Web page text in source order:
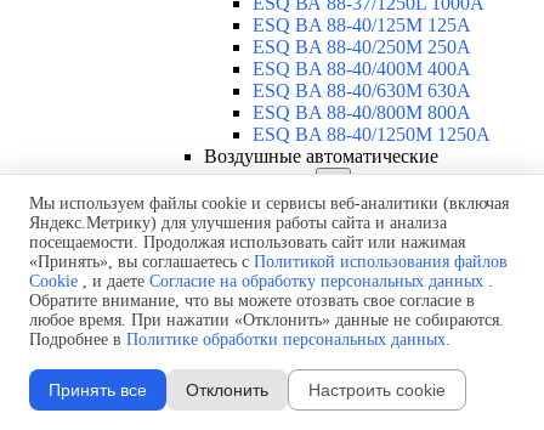
ESQ BA 88-40/125M 125A
ESQ BA 88-40/250M 250A
ESQ BA 88-40/400M 400A
ESQ BA 88-40/630М 630A
ESQ BA 88-40/800M 800A
ESQ BA 88-40/1250М 1250A
Воздушные автоматические
выключатели ▼
ESQ ВА99-40B 3F M2C2S2 M
2500A
ESQ ВА99-40A 3F M2C2S2 М
800A
ESQ ВА99-40A 3F M2C2S2 М
630A
ESQ ВА99-40A 3F M2C2S2 М
ESQ ВА99-40A 3F M2C2S2 М
1600A
Мы используем файлы cookie и сервисы веб-аналитики (включая
Яндекс.Метрику) для улучшения работы сайта и анализа
посещаемости. Продолжая использовать сайт или нажимая
«Принять», вы соглашаетесь с Политикой использования файлов
Cookie , и даете Согласие на обработку персональных данных .
Обратите внимание, что вы можете отозвать свое согласие в
любое время. При нажатии «Отклонить» данные не собираются.
Подробнее в Политике обработки персональных данных.
Принять все Отклонить Настроить cookie